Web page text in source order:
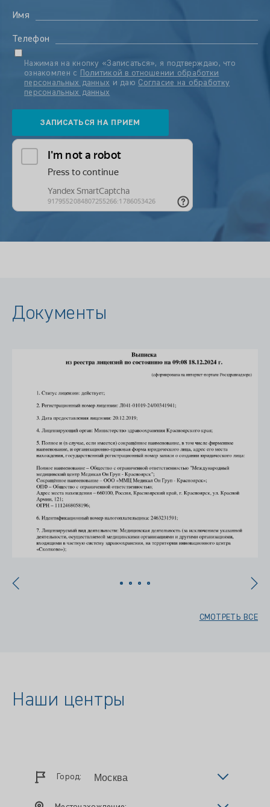
Имя
Телефон
Нажимая на кнопку «Записаться», я подтверждаю, что
ознакомлен с
Политикой в отношении обработки
персональных данных и даю Согласие на обработку
персональных данных
Документы
СМОТРЕТЬ ВСЕ
Наши центры
Город: